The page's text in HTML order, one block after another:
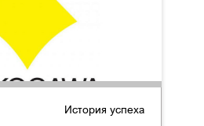
История успеха